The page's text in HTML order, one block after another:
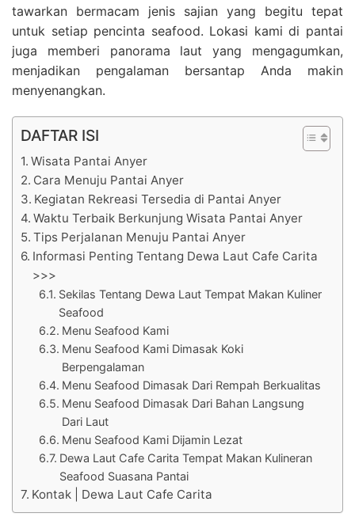
tawarkan bermacam jenis sajian yang begitu tepat
untuk setiap pencinta seafood. Lokasi kami di pantai
juga memberi panorama laut yang mengagumkan,
menjadikan pengalaman bersantap Anda makin
menyenangkan.
DAFTAR ISI
Wisata Pantai Anyer
Cara Menuju Pantai Anyer
Kegiatan Rekreasi Tersedia di Pantai Anyer
Waktu Terbaik Berkunjung Wisata Pantai Anyer
Tips Perjalanan Menuju Pantai Anyer
Informasi Penting Tentang Dewa Laut Cafe Carita
>>>
Sekilas Tentang Dewa Laut Tempat Makan Kuliner
Seafood
Menu Seafood Kami
Menu Seafood Kami Dimasak Koki
Berpengalaman
Menu Seafood Dimasak Dari Rempah Berkualitas
Menu Seafood Dimasak Dari Bahan Langsung
Dari Laut
Menu Seafood Kami Dijamin Lezat
Dewa Laut Cafe Carita Tempat Makan Kulineran
Seafood Suasana Pantai
Kontak | Dewa Laut Cafe Carita